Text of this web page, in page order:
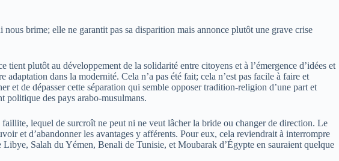
brime; elle ne garantit pas sa disparition mais annonce plutôt une grave crise
plutôt au développement de la solidarité entre citoyens et à l’émergence d’idées et
dans la modernité. Cela n’a pas été fait; cela n’est pas facile à faire et
et de dépasser cette séparation qui semble opposer tradition-religion d’une part et
politique des pays arabo-musulmans.
lequel de surcroît ne peut ni ne veut lâcher la bride ou changer de direction. Le
et d’abandonner les avantages y afférents. Pour eux, cela reviendrait à interrompre
Salah du Yémen, Benali de Tunisie, et Moubarak d’Égypte en sauraient quelque